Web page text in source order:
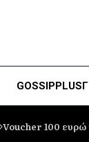
GOSSIPPLUS
Voucher 100 ευρώ